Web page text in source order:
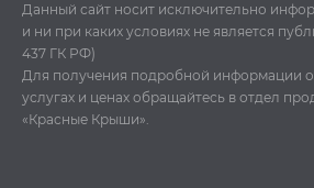
Данный сайт носит исключительно
и ни при каких условиях не является
437 ГК РФ)
Для получения подробной информации о
услугах и ценах обращайтесь в отдел
«Красные Крыши».